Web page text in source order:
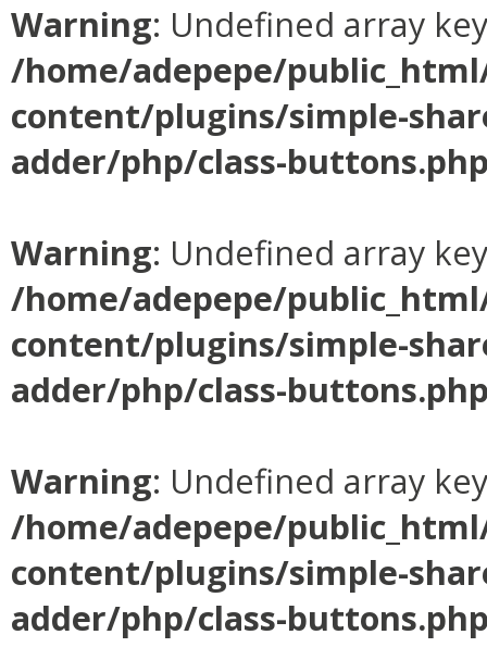
Warning: Undefined array
/home/adepepe/
content/plugins/simple-
adder/php/class-
Warning: Undefined array
/home/adepepe/
content/plugins/simple-
adder/php/class-
Warning: Undefined array
/home/adepepe/
content/plugins/simple-
adder/php/class-